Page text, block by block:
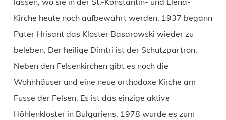
Kirche heute noch aufbewahrt werden. 1937 begann
Pater Hrisant das Kloster Basarowski wieder zu
beleben. Der heilige Dimtri ist der Schutzpartron.
Neben den Felsenkirchen gibt es noch die
Wohnhäuser und eine neue orthodoxe Kirche am
Fusse der Felsen. Es ist das einzige aktive
Höhlenkloster in Bulgariens. 1978 wurde es zum